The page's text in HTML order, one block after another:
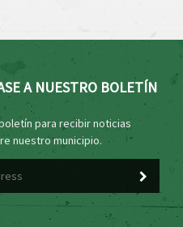
A NUESTRO BOLETÍN
para recibir noticias
nuestro municipio.